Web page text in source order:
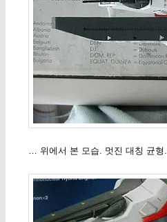
… 위에서 본 모습. 멋진 대칭 균형.